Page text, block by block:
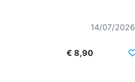
14/07/2026
€ 8,90